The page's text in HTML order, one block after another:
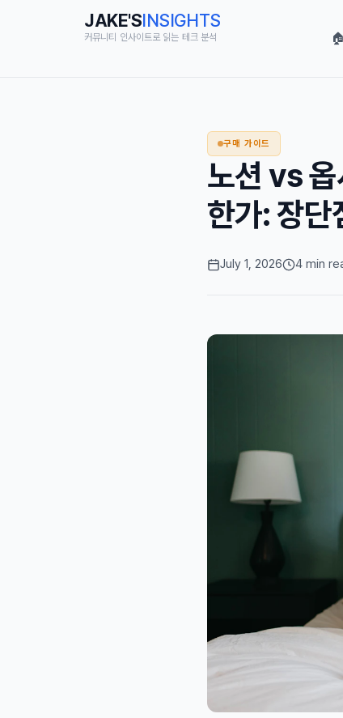
JAKE'SINSIGHTS
커뮤니티 인사이트로 읽는 테크 분석
구매 가이드
노션 vs 옵
한가: 장단
July 1, 2026 4 min